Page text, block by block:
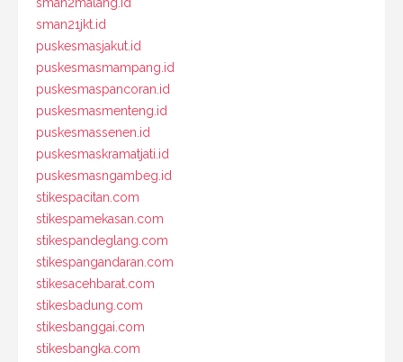
sman21jkt.id
puskesmasjakut.id
puskesmasmampang.id
puskesmaspancoran.id
puskesmasmenteng.id
puskesmassenen.id
puskesmaskramatjati.id
puskesmasngambeg.id
stikespacitan.com
stikespamekasan.com
stikespandeglang.com
stikespangandaran.com
stikesacehbarat.com
stikesbadung.com
stikesbanggai.com
stikesbangka.com